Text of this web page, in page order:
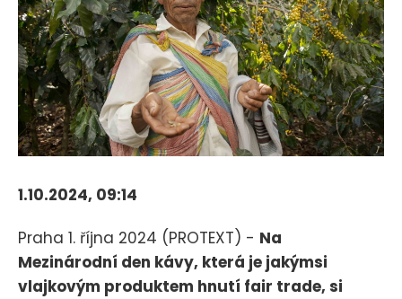
1.10.2024, 09:14
Praha 1. října 2024 (PROTEXT) - Na
Mezinárodní den kávy, která je jakýmsi
vlajkovým produktem hnutí fair trade, si